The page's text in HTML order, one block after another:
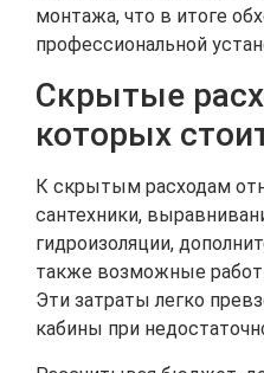
монтажа, что в итоге
профессиональной
Скрытые
которых
К скрытым расходам
сантехники,
гидроизоляции,
также возможные
Эти затраты легко
кабины при